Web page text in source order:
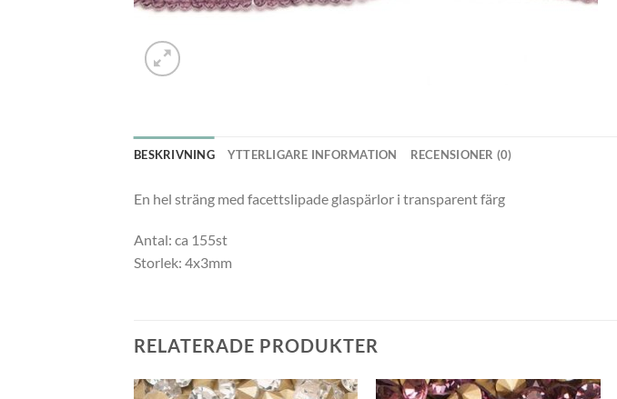
BESKRIVNING YTTERLIGARE INFORMATION RECENSIONER (0)
En hel sträng med facettslipade glaspärlor i transparent färg
Antal: ca 155st
Storlek: 4x3mm
RELATERADE PRODUKTER